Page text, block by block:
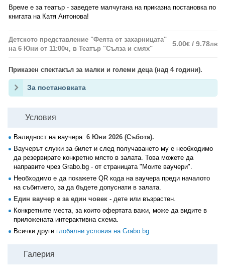
Време е за театър - заведете малчугана на приказна постановка по
книгата на Катя Антонова!
Детското представление "Феята от захарницата"
на 6 Юни от 11:00ч, в Театър "Сълза и смях"
5.00€ / 9.78лв
Приказен спектакъл за малки и големи деца (над 4 години).
За постановката
Условия
Валидност на ваучера: 6 Юни 2026 (Събота).
Ваучерът служи за билет и след получаването му е необходимо
да резервирате конкретно място в залата. Това можете да
направите чрез Grabo.bg - от страницата "Моите ваучери".
Необходимо е да покажете QR кода на ваучера преди началото
на събитието, за да бъдете допуснати в залата.
Един ваучер е за един човек - дете или възрастен.
Конкретните места, за които офертата важи, може да видите в
приложената интерактивна схема.
Всички други глобални условия на Grabo.bg
Галерия